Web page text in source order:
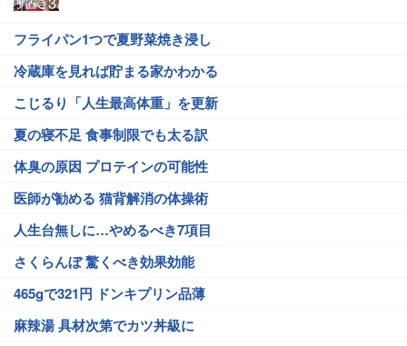
フライパン1つで夏野菜焼き浸し
冷蔵庫を見れば貯まる家かわかる
こじるり「人生最高体重」を更新
夏の寝不足 食事制限でも太る訳
体臭の原因 プロテインの可能性
医師が勧める 猫背解消の体操術
人生台無しに…やめるべき7項目
さくらんぼ 驚くべき効果効能
465gで321円 ドンキプリン品薄
麻辣湯 具材次第でカツ丼級に